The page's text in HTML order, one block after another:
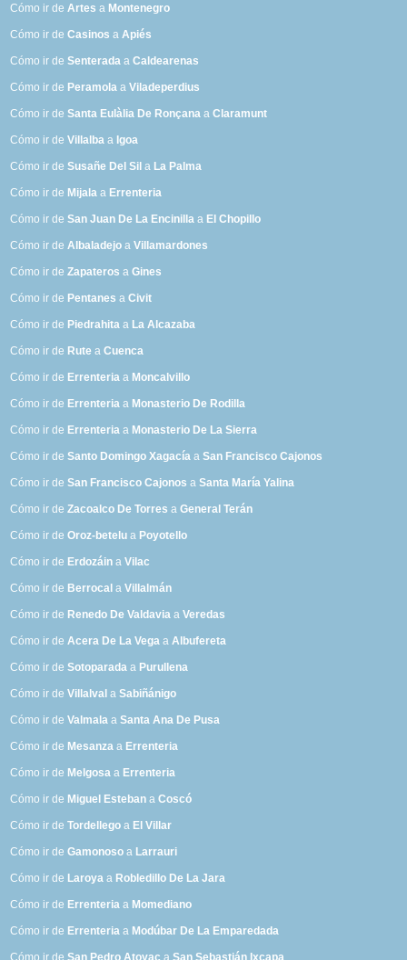
Cómo ir deArtes a Montenegro
Cómo ir deCasinos aApiés
Cómo ir deSenterada aCaldearenas
Cómo ir de Peramola aViladeperdius
Cómo ir deSanta Eulàlia De Ronçana aClaramunt
Cómo ir deVillalba a Igoa
Cómo ir deSusañe Del Sil a La Palma
Cómo ir de Mijala a Errenteria
Cómo ir deSan Juan De La Encinilla a El Chopillo
Cómo ir deAlbaladejo aVillamardones
Cómo ir deZapateros aGines
Cómo ir de Pentanes aCivit
Cómo ir de Piedrahita a La Alcazaba
Cómo ir de Rute aCuenca
Cómo ir de Errenteria a Moncalvillo
Cómo ir de Errenteria a Monasterio De Rodilla
Cómo ir de Errenteria a Monasterio De La Sierra
Cómo ir deSanto Domingo Xagacía aSan Francisco Cajonos
Cómo ir deSan Francisco Cajonos aSanta María Yalina
Cómo ir deZacoalco De Torres aGeneral Terán
Cómo ir deOroz-betelu a Poyotello
Cómo ir de Erdozáin aVilac
Cómo ir de Berrocal aVillalmán
Cómo ir de Renedo De Valdavia aVeredas
Cómo ir deAcera De La Vega aAlbufereta
Cómo ir deSotoparada a Purullena
Cómo ir deVillalval aSabiñánigo
Cómo ir deValmala aSanta Ana De Pusa
Cómo ir de Mesanza a Errenteria
Cómo ir de Melgosa a Errenteria
Cómo ir de Miguel Esteban aCoscó
Cómo ir deTordellego a El Villar
Cómo ir deGamonoso a Larrauri
Cómo ir de Laroya a Robledillo De La Jara
Cómo ir de Errenteria a Momediano
Cómo ir de Errenteria a Modúbar De La Emparedada